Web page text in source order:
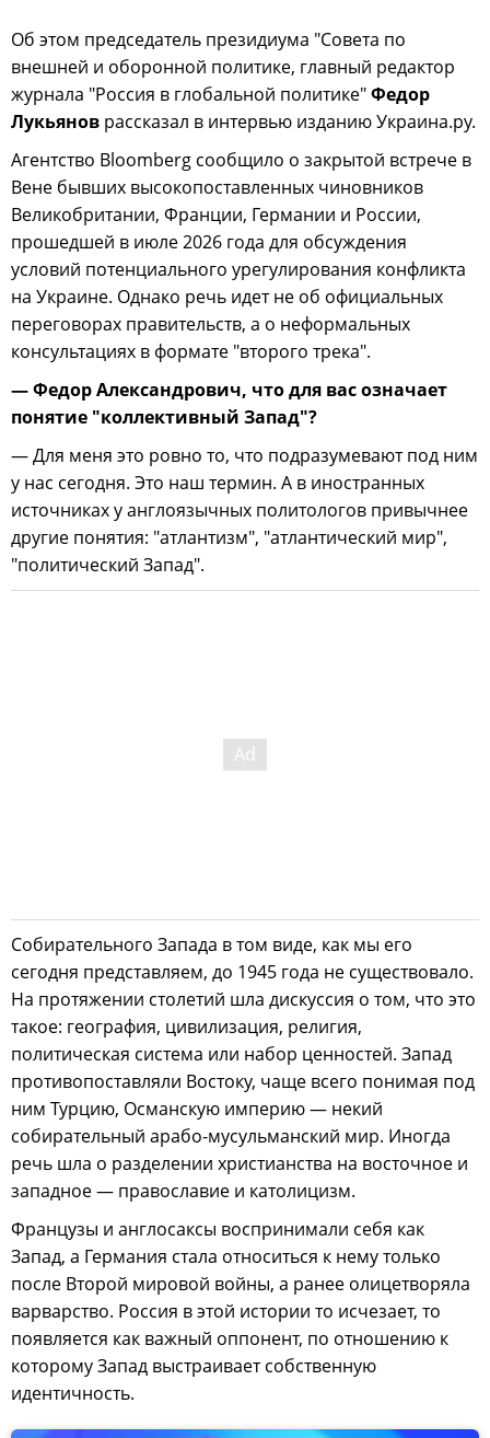
Об этом председатель президиума "Совета по
внешней и оборонной политике, главный редактор
журнала "Россия в глобальной политике"Федор
Лукьянов рассказал в интервью изданию Украина.ру.
Агентство Bloomberg сообщило о закрытой встрече в
Вене бывших высокопоставленных чиновников
Великобритании, Франции, Германии и России,
прошедшей в июле 2026 года для обсуждения
условий потенциального урегулирования конфликта
на Украине. Однако речь идет не об официальных
переговорах правительств, а о неформальных
консультациях в формате "второго трека".
— Федор Александрович, что для вас означает
понятие "коллективный Запад"?
— Для меня это ровно то, что подразумевают под ним
у нас сегодня. Это наш термин. А в иностранных
источниках у англоязычных политологов привычнее
другие понятия: "атлантизм", "атлантический мир",
"политический Запад".
Собирательного Запада в том виде, как мы его
сегодня представляем, до 1945 года не существовало.
На протяжении столетий шла дискуссия о том, что это
такое: география, цивилизация, религия,
политическая система или набор ценностей. Запад
противопоставляли Востоку, чаще всего понимая под
ним Турцию, Османскую империю — некий
собирательный арабо-мусульманский мир. Иногда
речь шла о разделении христианства на восточное и
западное — православие и католицизм.
Французы и англосаксы воспринимали себя как
Запад, а Германия стала относиться к нему только
после Второй мировой войны, а ранее олицетворяла
варварство. Россия в этой истории то исчезает, то
появляется как важный оппонент, по отношению к
которому Запад выстраивает собственную
идентичность.